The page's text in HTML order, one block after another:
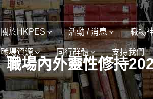
關於HKPES 活動 / 消息 職場
職場資源 同行群體 支持我們
職場內外靈性修持